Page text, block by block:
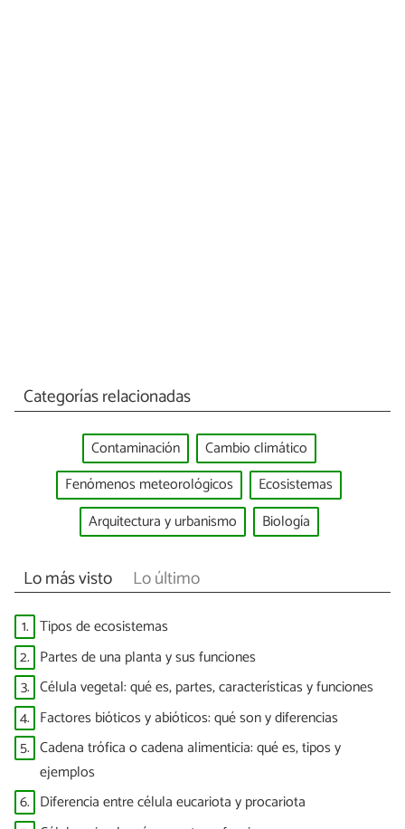
Categorías relacionadas
Contaminación
Cambio climático
Fenómenos meteorológicos
Ecosistemas
Arquitectura y urbanismo
Biología
Lo más visto Lo último
1. Tipos de ecosistemas
2. Partes de una planta y sus funciones
3. Célula vegetal: qué es, partes, características y funciones
4. Factores bióticos y abióticos: qué son y diferencias
5. Cadena trófica o cadena alimenticia: qué es, tipos y
ejemplos
6. Diferencia entre célula eucariota y procariota